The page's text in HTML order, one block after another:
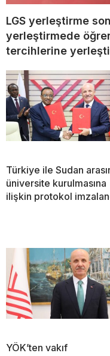
LGS yerleştirme
yerleştirmede
tercihlerine yerleşti
Türkiye ile Sudan
üniversite kurulmasına
ilişkin protokol
YÖK’ten vakıf